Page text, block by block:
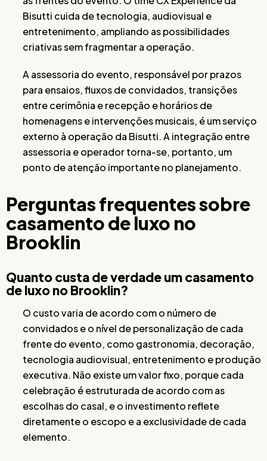
Bisutti cuida de tecnologia, audiovisual e
entretenimento, ampliando as possibilidades
criativas sem fragmentar a operação.
A assessoria do evento, responsável por prazos
para ensaios, fluxos de convidados, transições
entre cerimônia e recepção e horários de
homenagens e intervenções musicais, é um serviço
externo à operação da Bisutti. A integração entre
assessoria e operador torna-se, portanto, um
ponto de atenção importante no planejamento.
Perguntas frequentes sobre
casamento de luxo no
Brooklin
Quanto custa de verdade um casamento
de luxo no Brooklin?
O custo varia de acordo com o número de
convidados e o nível de personalização de cada
frente do evento, como gastronomia, decoração,
tecnologia audiovisual, entretenimento e produção
executiva. Não existe um valor fixo, porque cada
celebração é estruturada de acordo com as
escolhas do casal, e o investimento reflete
diretamente o escopo e a exclusividade de cada
elemento.